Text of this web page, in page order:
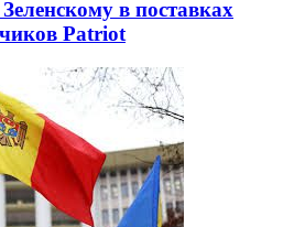
в поставках
Patriot